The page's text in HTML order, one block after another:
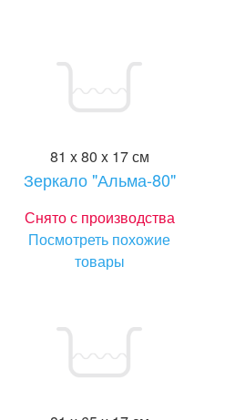
81 x 80 x 17 см
Зеркало "Альма-80"
Снято с производства
Посмотреть похожие
товары